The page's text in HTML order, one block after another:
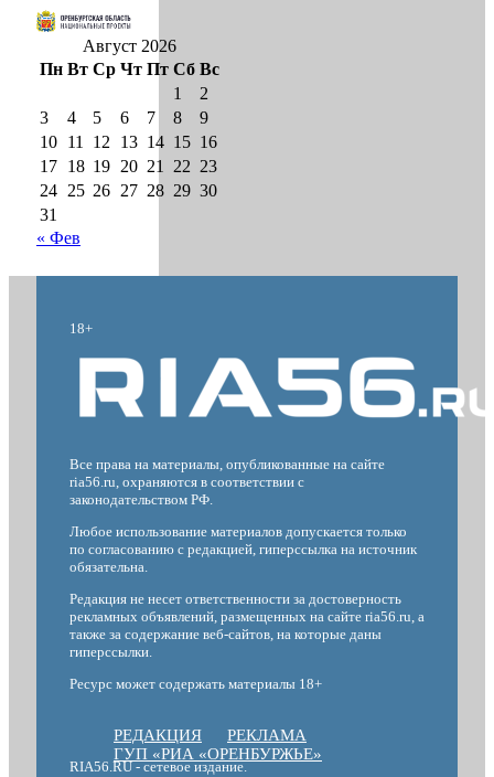
Август 2026
Пн Вт Ср Чт Пт Сб Вс
1
2
3
4 5 6 7 8
9
10 11 12 13 14 15 16
17 18 19 20 21 22 23
24 25 26 27 28 29 30
31
« Фев
18+
Все права на материалы, опубликованные на сайте
ria56.ru, охраняются в соответствии с
законодательством РФ.
Любое использование материалов допускается только
по согласованию с редакцией, гиперссылка на источник
обязательна.
Редакция не несет ответственности за достоверность
рекламных объявлений, размещенных на сайте ria56.ru, а
также за содержание веб-сайтов, на которые даны
гиперссылки.
Ресурс может содержать материалы 18+
РЕДАКЦИЯ
РЕКЛАМА
ГУП «РИА «ОРЕНБУРЖЬЕ»
RIA56.RU - сетевое издание.